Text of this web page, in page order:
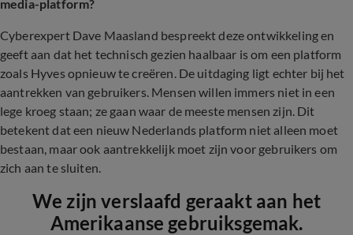
media-platform?
Cyberexpert Dave Maasland bespreekt deze ontwikkeling en
geeft aan dat het technisch gezien haalbaar is om een platform
zoals Hyves opnieuw te creëren. De uitdaging ligt echter bij het
aantrekken van gebruikers. Mensen willen immers niet in een
lege kroeg staan; ze gaan waar de meeste mensen zijn. Dit
betekent dat een nieuw Nederlands platform niet alleen moet
bestaan, maar ook aantrekkelijk moet zijn voor gebruikers om
zich aan te sluiten.
We zijn verslaafd geraakt aan het
Amerikaanse gebruiksgemak.